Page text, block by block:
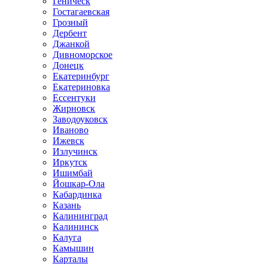
Гостагаевская
Грозный
Дербент
Джанкой
Дивноморское
Донецк
Екатеринбург
Екатериновка
Ессентуки
Жирновск
Заводоуковск
Иваново
Ижевск
Излучинск
Иркутск
Ишимбай
Йошкар-Ола
Кабардинка
Казань
Калининград
Калининск
Калуга
Камышин
Карталы